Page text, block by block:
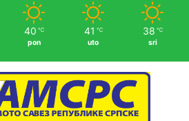
40 ℃
pon
41 ℃
uto
38 ℃
sri